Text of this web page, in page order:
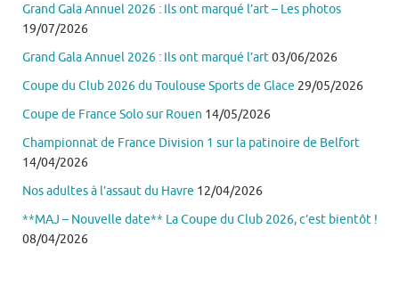
Grand Gala Annuel 2026 : Ils ont marqué l’art – Les photos
19/07/2026
Grand Gala Annuel 2026 : Ils ont marqué l’art03/06/2026
Coupe du Club 2026 du Toulouse Sports de Glace 29/05/2026
Coupe de France Solo sur Rouen 14/05/2026
Championnat de France Division 1 sur la patinoire de Belfort
14/04/2026
Nos adultes à l’assaut du Havre 12/04/2026
**MAJ – Nouvelle date** La Coupe du Club 2026, c’est bientôt !
08/04/2026